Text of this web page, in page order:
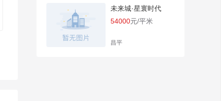
未来城·星寰时代
54000元/平米
昌平